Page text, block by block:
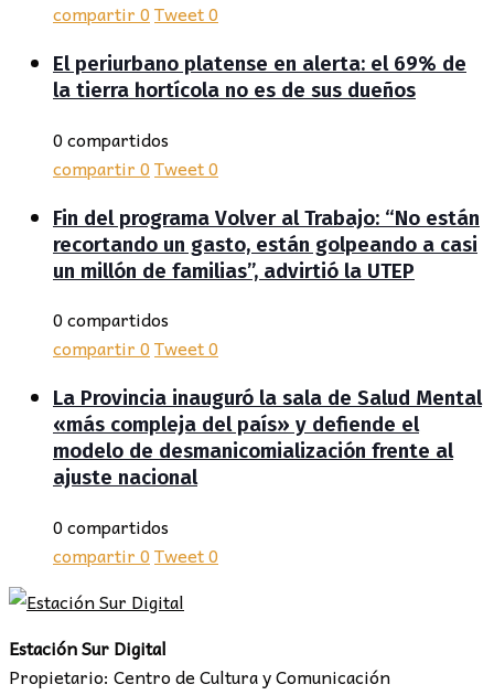
compartir0Tweet0
El periurbano platense en alerta: el 69% de
la tierra hortícola no es de sus dueños
0 compartidos
compartir0Tweet0
Fin del programa Volver al Trabajo: “No están
recortando un gasto, están golpeando a casi
un millón de familias”, advirtió la UTEP
0 compartidos
compartir0Tweet0
La Provincia inauguró la sala de Salud Mental
«más compleja del país» y defiende el
modelo de desmanicomialización frente al
ajuste nacional
0 compartidos
compartir0Tweet0
Estación Sur Digital
Propietario: Centro de Cultura y Comunicación